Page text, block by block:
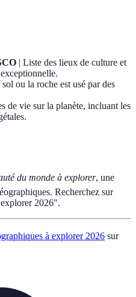
| Liste des lieux de culture et
ou la roche est usé par des
de vie sur la planète, incluant les
du monde à explorer, une
Recherchez sur
2026".
à explorer 2026 sur